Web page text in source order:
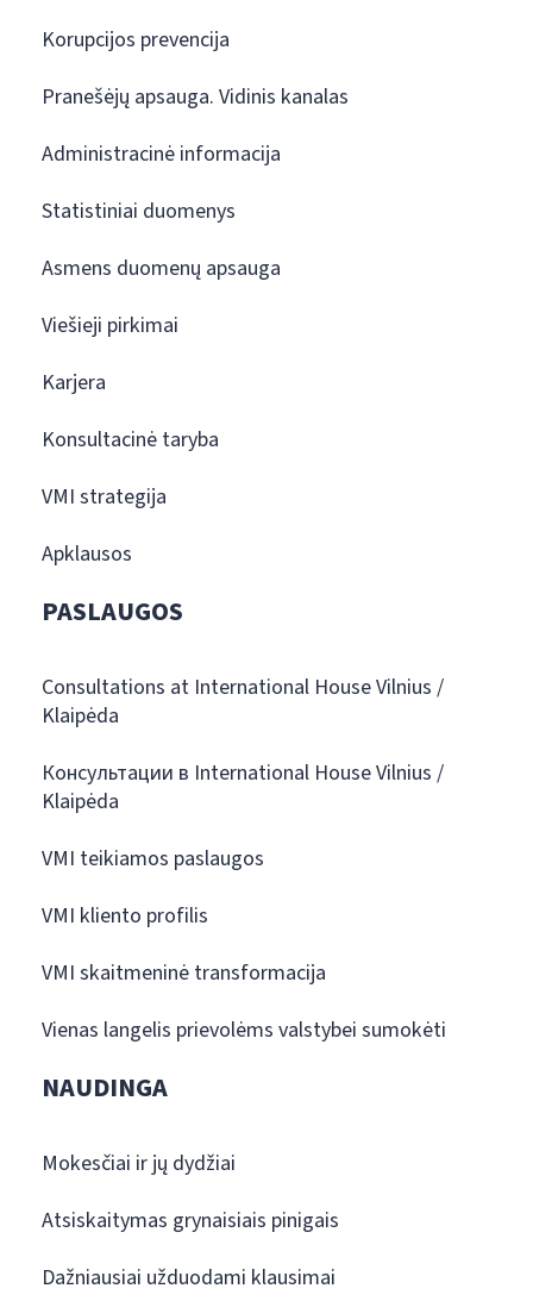
Korupcijos prevencija
Pranešėjų apsauga. Vidinis kanalas
Administracinė informacija
Statistiniai duomenys
Asmens duomenų apsauga
Viešieji pirkimai
Karjera
Konsultacinė taryba
VMI strategija
Apklausos
PASLAUGOS
Consultations at International House Vilnius /
Klaipėda
Консультации в International House Vilnius /
Klaipėda
VMI teikiamos paslaugos
VMI kliento profilis
VMI skaitmeninė transformacija
Vienas langelis prievolėms valstybei sumokėti
NAUDINGA
Mokesčiai ir jų dydžiai
Atsiskaitymas grynaisiais pinigais
Dažniausiai užduodami klausimai